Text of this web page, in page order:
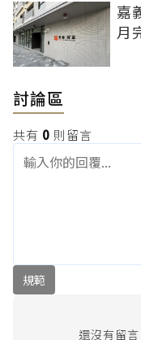
嘉
月
討論區
共有 0 則留言
規範
還沒有留